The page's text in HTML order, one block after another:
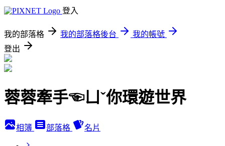
登入
我的部落格 我的部落格後台
我的帳號
登出
蓉蓉牽手☜ㄩˇ你環遊世界
相簿 部落格 名片